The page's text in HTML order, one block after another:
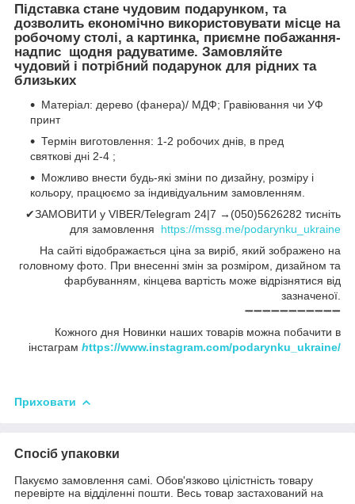
Підставка стане чудовим подарунком, та
дозволить економічно використовувати місце на
робочому столі, а картинка, приємне побажання-
надпис щодня радуватиме. Замовляйте
чудовий і потрібний подарунок для рідних та
близьких
Матеріал: дерево (фанера)/ МДФ; Гравіювання чи УФ
принт
Термін виготовлення: 1-2 робочих днів, в пред
святкові дні 2-4 ;
Можливо внести будь-які зміни по дизайну, розміру і
кольору, працюємо за індивідуальним замовленням.
✔ЗАМОВИТИ у VIBER/Telegram 24|7 →(050)5626282 тисніть
для замовлення https://mssg.me/podarynku_ukraine
На сайті відображається ціна за виріб, який зображено на
головному фото. При внесенні змін за розміром, дизайном та
фарбуванням, кінцева вартість може відрізнятися від
зазначеної.
➖➖➖➖➖➖➖➖➖➖➖
Кожного дня Новинки наших товарів можна побачити в
інстаграм https://www.instagram.com/podarynku_ukraine/
Приховати
Спосіб упаковки
Пакуємо замовлення самі. Обов'язково цілістність товару
перевірте на відділенні пошти. Весь товар застахований на